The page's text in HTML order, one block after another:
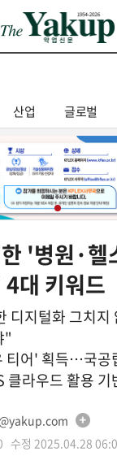
산업 글로벌
'병원·헬
대 키워드
디지털화 그치지
"
티어' 획득…국공
클라우드 활용 기
수정 2025.04.28